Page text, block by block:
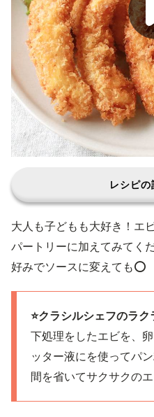
レシピ
大人も子どもも大好き！エ
パートリーに加えてみてく
好みでソースに変えても⭕️
⭐️クラシルシェフのラク
下処理をしたエビを、
ッター液にを使ってパ
間を省いてサクサクの